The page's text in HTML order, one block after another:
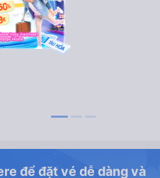
để đặt vé dễ dàng và